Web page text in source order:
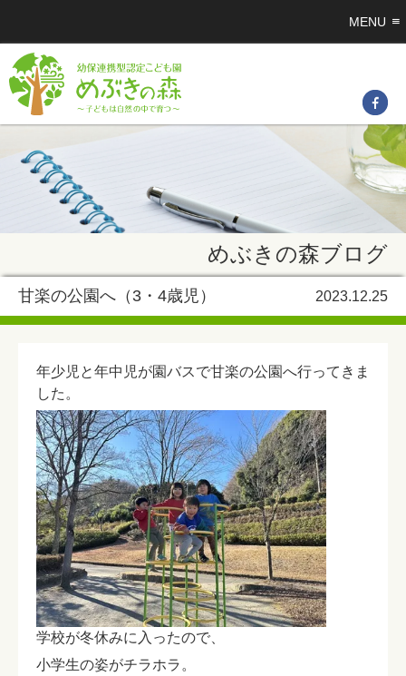
MENU
めぶきの森ブログ
甘楽の公園へ（3・4歳児） 2023.12.25
年少児と年中児が園バスで甘楽の公園へ行ってきま
した。
学校が冬休みに入ったので、
小学生の姿がチラホラ。